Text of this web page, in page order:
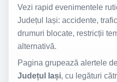
Vezi rapid evenimentele
Județul Iași: accidente,
drumuri blocate, restricții
alternativă.
Pagina grupează alertele
Județul Iași, cu legături